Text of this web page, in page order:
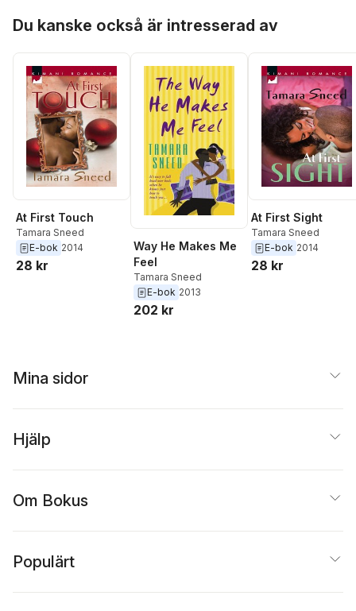
Crews ,Dani Wade ,Kim
Louise Fuller,Lynne
Graham,
Brenda
Jackson,Catherine
Mann,Tara Pammi,
Cathy Williams
Du kanske också är intresserad av
At First Touch
Tamara Sneed
E-bok 2014
28 kr
Way He Makes Me
Feel
Tamara Sneed
E-bok 2013
202 kr
At First Sight
Tamara Sneed
E-bok 2014
28 kr
Mina sidor
Hjälp
Om Bokus
Populärt